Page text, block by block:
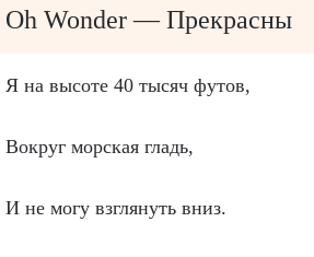
Oh Wonder — Прекрасны
Я на высоте 40 тысяч футов,
Вокруг морская гладь,
И не могу взглянуть вниз.